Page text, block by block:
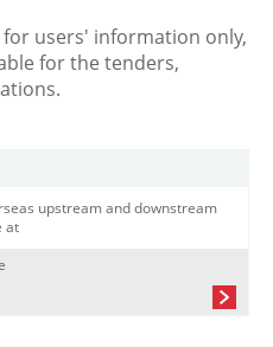
users' information only,
for the tenders,
upstream and downstream
at